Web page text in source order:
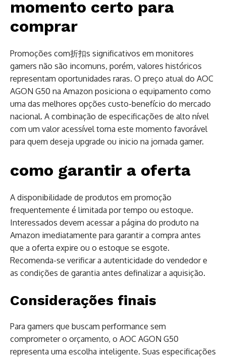
momento certo para
comprar
Promoções com折扣s significativos em monitores
gamers não são incomuns, porém, valores históricos
representam oportunidades raras. O preço atual do AOC
AGON G50 na Amazon posiciona o equipamento como
uma das melhores opções custo-benefício do mercado
nacional. A combinação de especificações de alto nível
com um valor acessível torna este momento favorável
para quem deseja upgrade ou inicio na jornada gamer.
como garantir a oferta
A disponibilidade de produtos em promoção
frequentemente é limitada por tempo ou estoque.
Interessados devem acessar a página do produto na
Amazon imediatamente para garantir a compra antes
que a oferta expire ou o estoque se esgote.
Recomenda-se verificar a autenticidade do vendedor e
as condições de garantia antes definalizar a aquisição.
Considerações finais
Para gamers que buscam performance sem
comprometer o orçamento, o AOC AGON G50
representa uma escolha inteligente. Suas especificações